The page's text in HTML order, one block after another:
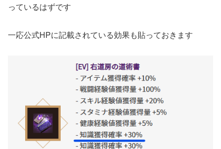
っているはずです
一応公式HPに記載されている効果も貼っておきます